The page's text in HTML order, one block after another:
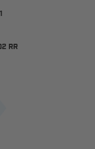
RR